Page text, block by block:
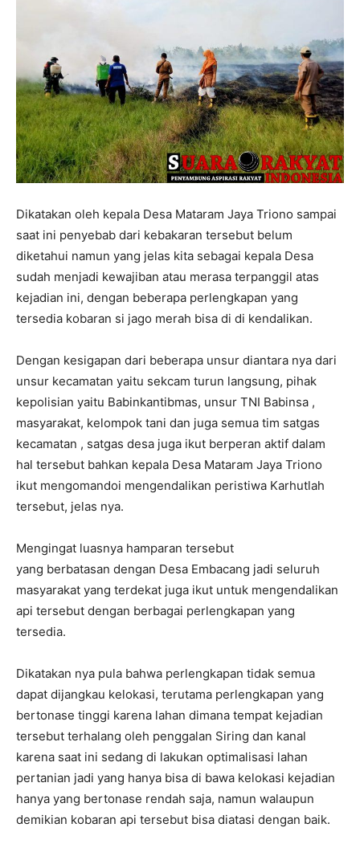
Dikatakan oleh kepala Desa Mataram Jaya Triono sampai
saat ini penyebab dari kebakaran tersebut belum
diketahui namun yang jelas kita sebagai kepala Desa
sudah menjadi kewajiban atau merasa terpanggil atas
kejadian ini, dengan beberapa perlengkapan yang
tersedia kobaran si jago merah bisa di di kendalikan.
Dengan kesigapan dari beberapa unsur diantara nya dari
unsur kecamatan yaitu sekcam turun langsung, pihak
kepolisian yaitu Babinkantibmas, unsur TNI Babinsa ,
masyarakat, kelompok tani dan juga semua tim satgas
kecamatan , satgas desa juga ikut berperan aktif dalam
hal tersebut bahkan kepala Desa Mataram Jaya Triono
ikut mengomandoi mengendalikan peristiwa Karhutlah
tersebut, jelas nya.
Mengingat luasnya hamparan tersebut
yang berbatasan dengan Desa Embacang jadi seluruh
masyarakat yang terdekat juga ikut untuk mengendalikan
api tersebut dengan berbagai perlengkapan yang
tersedia.
Dikatakan nya pula bahwa perlengkapan tidak semua
dapat dijangkau kelokasi, terutama perlengkapan yang
bertonase tinggi karena lahan dimana tempat kejadian
tersebut terhalang oleh penggalan Siring dan kanal
karena saat ini sedang di lakukan optimalisasi lahan
pertanian jadi yang hanya bisa di bawa kelokasi kejadian
hanya yang bertonase rendah saja, namun walaupun
demikian kobaran api tersebut bisa diatasi dengan baik.